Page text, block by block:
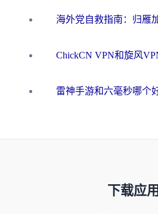
下载应用